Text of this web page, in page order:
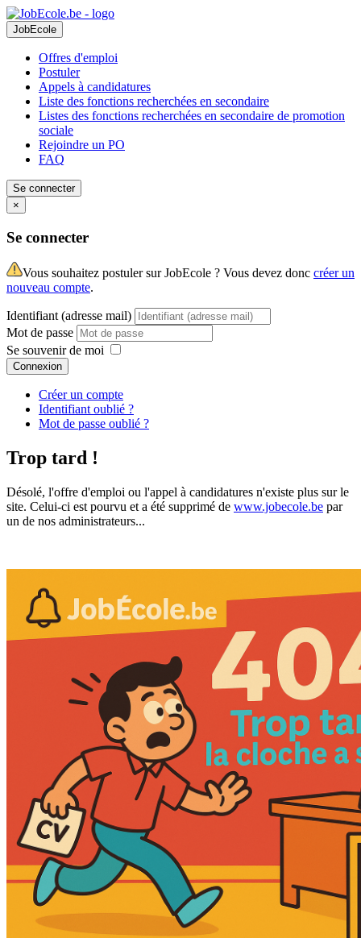
JobEcole
Offres d'emploi
Postuler
Appels à candidatures
Liste des fonctions recherchées en secondaire
Listes des fonctions recherchées en secondaire de promotion
sociale
Rejoindre un PO
FAQ
Se connecter
×
Se connecter
Vous souhaitez postuler sur JobEcole ? Vous devez donc créer un
nouveau compte.
Identifiant (adresse mail)
Mot de passe
Se souvenir de moi
Connexion
Créer un compte
Identifiant oublié ?
Mot de passe oublié ?
Trop tard !
Désolé, l'offre d'emploi ou l'appel à candidatures n'existe plus sur le
site. Celui-ci est pourvu et a été supprimé de www.jobecole.be par
un de nos administrateurs...